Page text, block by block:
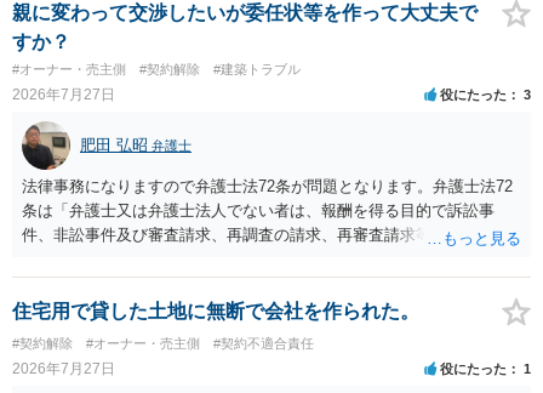
れるかどうかについては信頼関係が破壊されたかどうかで判断されま
すので、建物を事務所・店舗用に大きく改築する等までなさらない限
り、リスクはそれほど大きくないかもしれません。 しかしそれでも、
大家さんが契約違反を口実に、将来の更新時に更新料の上乗せを要求
したり、立ち退きを迫る材料に使ったりする可能性は否定できませ
ん。
親に変わって交渉したいが委任状等を作って大丈夫で
すか？
#オーナー・売主側 #契約解除 #建築トラブル
2026年7月27日 役にたった 3
肥田 弘昭 弁護士
法律事務になりますので弁護士法72条が問題となります。弁護士法72
条は「弁護士又は弁護士法人でない者は、報酬を得る目的で訴訟事
件、非訟事件及び審査請求、再調査の請求、再審査請求等行政庁に対
しくは和解その他の法律事務を取り扱い、又はこれらの周旋をするこ
とを業とすることができない。ただし、この法律又は他の法律に別段
の定めがある場合は、この限りでない。」とのことから、報酬を得る
目的がないのであれば適法です。なぜなら、弁護士法72条に違反しな
いのであれば、委任については無償で委任者が受任者に委任できるか
住宅用で貸した土地に無断で会社を作られた。
#契約解除 #オーナー・売主側 #契約不適合責任
2026年7月27日 役にたった 1